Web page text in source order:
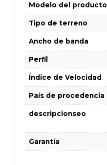
Modelo del producto
Tipo de terreno
Ancho de banda
Perfil
Índice de Velocidad
País de procedencia
descripcionseo
Garantía